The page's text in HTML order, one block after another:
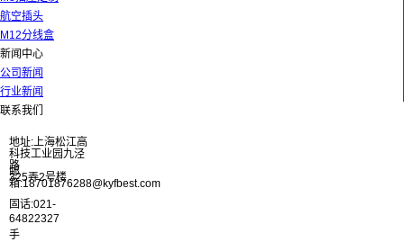
航空插头
M12分线盒
新闻中心
公司新闻
行业新闻
联系我们
地址:上海松江高
科技工业园九泾
路
325弄2号楼
邮
箱:18701876288@kyfbest.com
固话:021-
64822327
手